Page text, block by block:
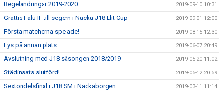
Regeländringar 2019-2020 2019-09-10 10:31
Grattis Falu IF till segern i Nacka J18 Elit Cup 2019-09-01 12:00
Första matcherna spelade! 2019-08-15 12:30
Fys på annan plats 2019-06-07 20:49
Avslutning med J18 säsongen 2018/2019 2019-05-20 11:02
Städinsats slutförd! 2019-05-12 20:59
Sextondelsfinal i J18 SM i Nackaborgen 2019-03-11 11:14